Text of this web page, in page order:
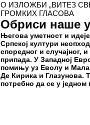
О ИЗЛОЖБИ „ВИТЕЗ
ГРОМКИХ ГЛАСОВА
Обриси наше
Његова уметност и
Српској култури
споредног и случајног,
припада. У Западној
помињу уз Еволу и
Де Кирика и Глазунова.
потребно да се у једном